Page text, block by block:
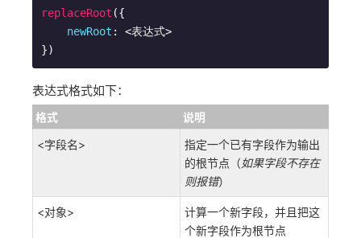
replaceRoot ({
newRoot : <表达式>
表达式格式如下：
格式
说明
<字段名>
指定一个已有字段作为输出
的根节点（如果字段不存在
则报错）
<对象>
计算一个新字段，并且把这
个新字段作为根节点